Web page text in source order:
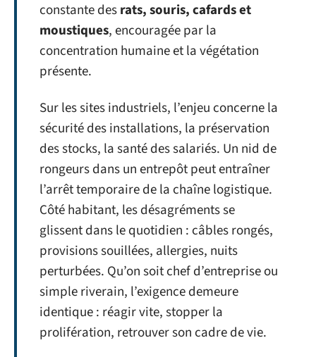
constante desrats, souris, cafards et
moustiques, encouragée par la
concentration humaine et la végétation
présente.
Sur les sites industriels, l’enjeu concerne la
sécurité des installations, la préservation
des stocks, la santé des salariés. Un nid de
rongeurs dans un entrepôt peut entraîner
l’arrêt temporaire de la chaîne logistique.
Côté habitant, les désagréments se
glissent dans le quotidien : câbles rongés,
provisions souillées, allergies, nuits
perturbées. Qu’on soit chef d’entreprise ou
simple riverain, l’exigence demeure
identique : réagir vite, stopper la
prolifération, retrouver son cadre de vie.